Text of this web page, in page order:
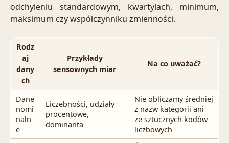
odchyleniu standardowym, kwartylach, minimum,
maksimum czy współczynniku zmienności.
Rodz
aj
dany
ch
Przykłady
sensownych miar
Na co uważać?
Dane
nomi
naln
e
Liczebności, udziały
procentowe,
dominanta
Nie obliczamy średniej
z nazw kategorii ani
ze sztucznych kodów
liczbowych